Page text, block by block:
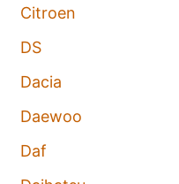
Citroen
DS
Dacia
Daewoo
Daf